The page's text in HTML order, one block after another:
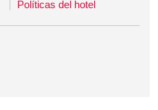
Políticas del hotel